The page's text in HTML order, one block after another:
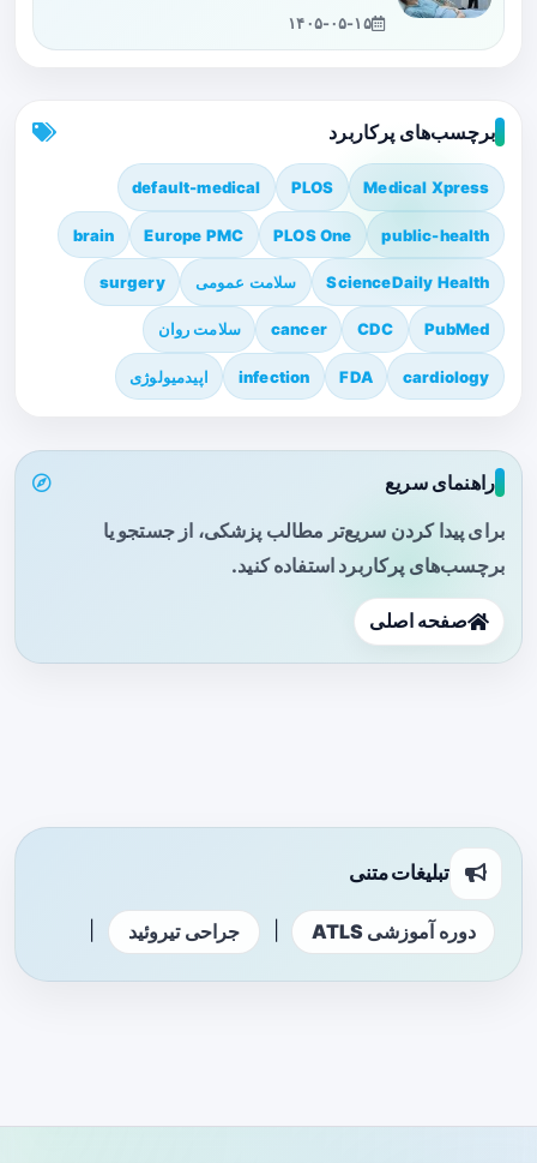
۱۴۰۵-۰۵-۱۵
برچسب‌های پرکاربرد
Medical Xpress
PLOS
default-medical
public-health
PLOS One
Europe PMC
brain
ScienceDaily Health سلامت عمومی surgery
PubMed
CDC
cancer سلامت روان
cardiology
FDA
infection اپیدمیولوژی
راهنمای سریع
برای پیدا کردن سریع‌تر مطالب پزشکی، از جستجو یا
برچسب‌های پرکاربرد استفاده کنید.
صفحه اصلی
تبلیغات متنی
دوره آموزشی ATLS جراحی تیروئید